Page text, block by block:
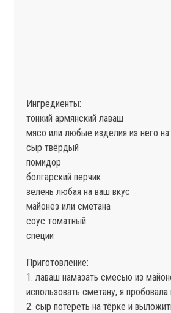
Ингредиенты:
тонкий армянский лаваш
мясо или любые изделия из него
сыр твёрдый
помидор
болгарский перчик
зелень любая на ваш вкус
майонез или сметана
соус томатный
специи
Приготовление:
1. лаваш намазать смесью из
использовать сметану, я
2. сыр потереть на тёрке и